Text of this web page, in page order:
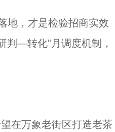
地，才是检验招商实效
判—转化”月调度机制，
在万象老街区打造老茶